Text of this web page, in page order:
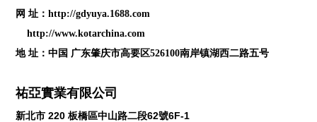
网 址： http://gdyuya.1688.com
http://www.kotarchina.com
地 址：中国 广东肇庆市高要区526100南岸镇湖西二路五号
祐亞實業有限公司
新北市220 板橋區中山路二段62號6F-1